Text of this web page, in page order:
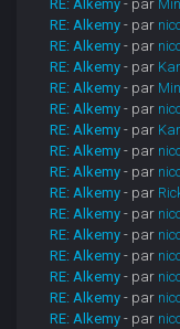
RE: Alkemy - par
RE: Alkemy - par
RE: Alkemy - par
RE: Alkemy - par
RE: Alkemy - par
RE: Alkemy - par
RE: Alkemy - par
RE: Alkemy - par
RE: Alkemy - par
RE: Alkemy - par
RE: Alkemy - par
RE: Alkemy - par
RE: Alkemy - par
RE: Alkemy - par
RE: Alkemy - par
RE: Alkemy - par